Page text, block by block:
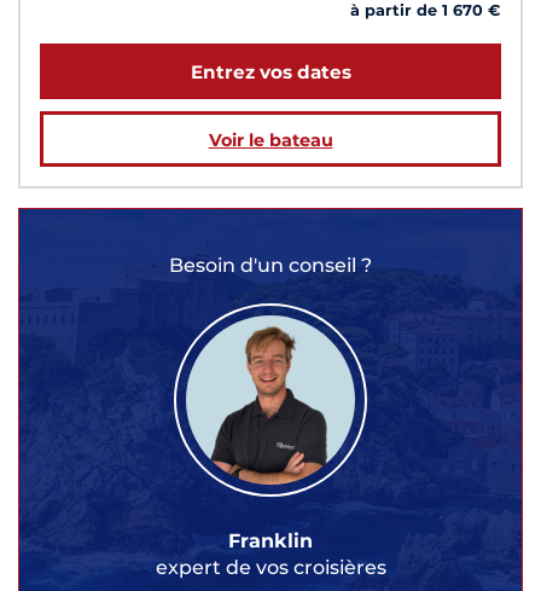
à partir de 1 670 €
Entrez vos dates
Voir le bateau
Besoin d'un conseil ?
Franklin
expert de vos croisières